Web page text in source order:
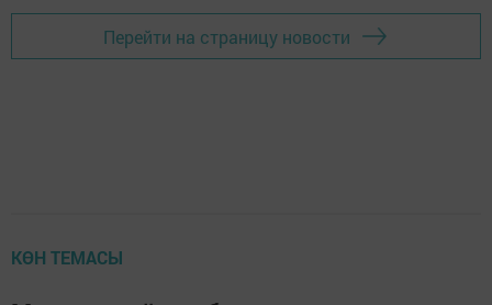
Перейти на страницу новости
КӨН ТЕМАСЫ